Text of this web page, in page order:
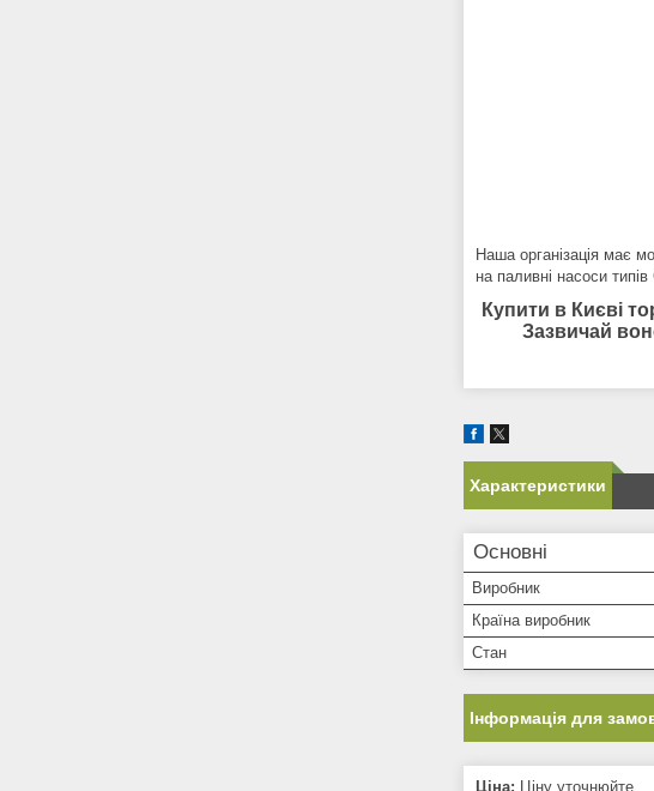
Наша організація має
на паливні насоси
Купити в Києві т
Зазвичай
Характеристики
Основні
Виробник
Країна виробник
Стан
Інформація для
Ціна: Ціну уточнюйте